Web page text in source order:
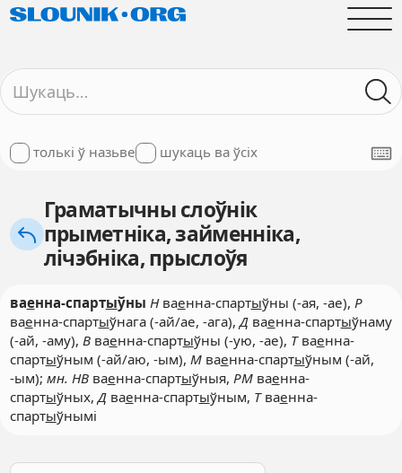
толькі ў назьве шукаць ва ўсіх
Граматычны слоўнік
прыметніка, займенніка,
лічэбніка, прыслоўя
ваенна-спартыўны Нваенна-спартыўны (-ая, -ае), Р
ваенна-спартыўнага (-ай/ае, -ага),Дваенна-спартыўнаму
(-ай, -аму), Вваенна-спартыўны (-ую, -ае), Тваенна-
спартыўным (-ай/аю, -ым), Мваенна-спартыўным (-ай,
-ым); мн. НВваенна-спартыўныя, РМваенна-
спартыўных,Дваенна-спартыўным, Тваенна-
спартыўнымі